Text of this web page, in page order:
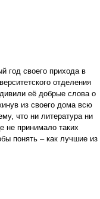
год своего прихода в
отделения
её добрые слова о
из своего дома всю
что ни литература ни
не принимало таких
понять – как лучшие из